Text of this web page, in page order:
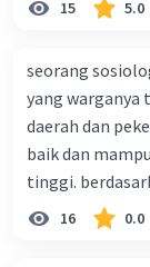
15 5.0
seorang
yang warganya
daerah dan
baik dan
tinggi.
berfungsi
16 0.0